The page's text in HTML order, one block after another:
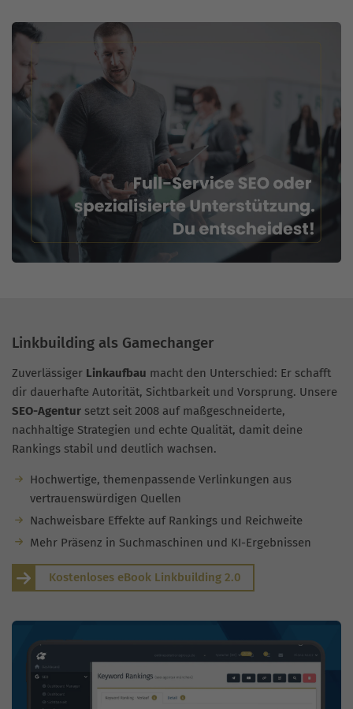
Linkbuilding als Gamechanger
Zuverlässiger Linkaufbau macht den Unterschied: Er schafft
dir dauerhafte Autorität, Sichtbarkeit und Vorsprung. Unsere
SEO-Agentur setzt seit 2008 auf maßgeschneiderte,
nachhaltige Strategien und echte Qualität, damit deine
Rankings stabil und deutlich wachsen.
Hochwertige, themenpassende Verlinkungen aus
vertrauenswürdigen Quellen
Nachweisbare Effekte auf Rankings und Reichweite
Mehr Präsenz in Suchmaschinen und KI-Ergebnissen
Kostenloses eBook Linkbuilding 2.0